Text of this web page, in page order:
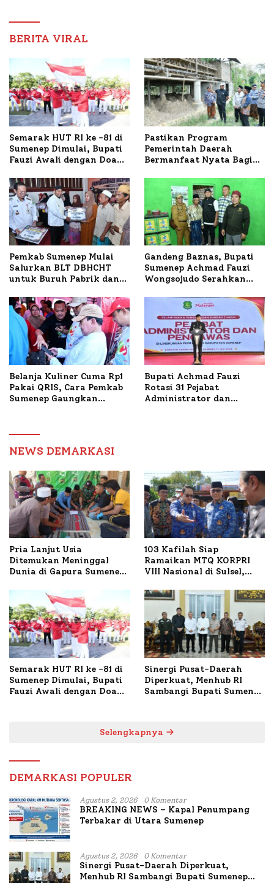
Nabil
BERITA VIRAL
Semarak HUT RI ke -81 di
Sumenep Dimulai, Bupati
Fauzi Awali dengan Doa
Terbakar
Pastikan Program
Pemerintah Daerah
Bermanfaat Nyata Bagi
Sumenep Tinjau Langsung
Budidaya Lele dan Ayam
Petelur di Desa Bataal
Timur
Pemkab Sumenep Mulai
Salurkan BLT DBHCHT
untuk Buruh Pabrik dan
Gandeng Baznas, Bupati
Sumenep Achmad Fauzi
Wongsojudo Serahkan
Dua Kecamatan
Belanja Kuliner Cuma Rp1
Pakai QRIS, Cara Pemkab
Sumenep Gaungkan
Bupati Achmad Fauzi
Rotasi 31 Pejabat
Administrator dan
NEWS DEMARKASI
Pria Lanjut Usia
Ditemukan Meninggal
Dunia di Gapura Sumenep,
103 Kafilah Siap
Ramaikan MTQ KORPRI
VIII Nasional di Sulsel,
Semarak HUT RI ke -81 di
Sumenep Dimulai, Bupati
Fauzi Awali dengan Doa
Sinergi Pusat-Daerah
Diperkuat, Menhub RI
Sambangi Bupati Sumenep
Selengkapnya
DEMARKASI POPULER
Agustus 2, 2026 0 Komentar
BREAKING NEWS – Kapal Penumpang
Terbakar di Utara Sumenep
Agustus 2, 2026 0 Komentar
Sinergi Pusat-Daerah Diperkuat,
Menhub RI Sambangi Bupati Sumenep